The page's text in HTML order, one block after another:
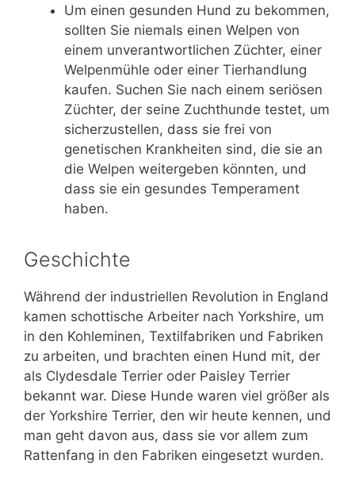
Um einen gesunden Hund zu bekommen,
sollten Sie niemals einen Welpen von
einem unverantwortlichen Züchter, einer
Welpenmühle oder einer Tierhandlung
kaufen. Suchen Sie nach einem seriösen
Züchter, der seine Zuchthunde testet, um
sicherzustellen, dass sie frei von
genetischen Krankheiten sind, die sie an
die Welpen weitergeben könnten, und
dass sie ein gesundes Temperament
haben.
Geschichte
Während der industriellen Revolution in England
kamen schottische Arbeiter nach Yorkshire, um
in den Kohleminen, Textilfabriken und Fabriken
zu arbeiten, und brachten einen Hund mit, der
als Clydesdale Terrier oder Paisley Terrier
bekannt war. Diese Hunde waren viel größer als
der Yorkshire Terrier, den wir heute kennen, und
man geht davon aus, dass sie vor allem zum
Rattenfang in den Fabriken eingesetzt wurden.